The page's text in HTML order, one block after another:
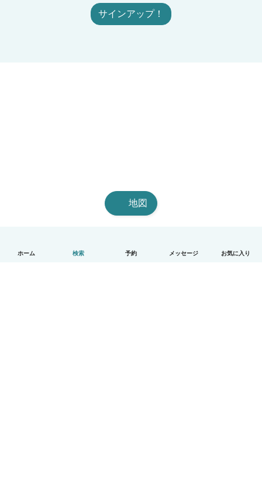
ホーム 検索 予約 メッセージ お気に入り
サインアップ！
地図